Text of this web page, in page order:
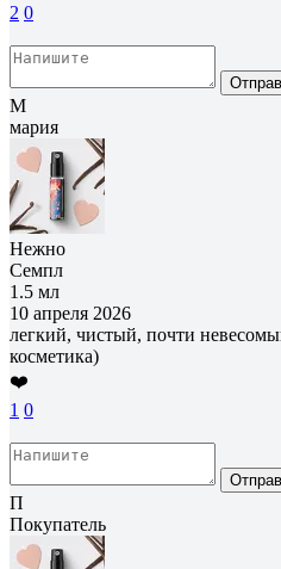
2 0
М
мария
Нежно
Семпл
1.5 мл
10 апреля 2026
легкий, чистый, почти
косметика)
❤️
1 0
П
Покупатель